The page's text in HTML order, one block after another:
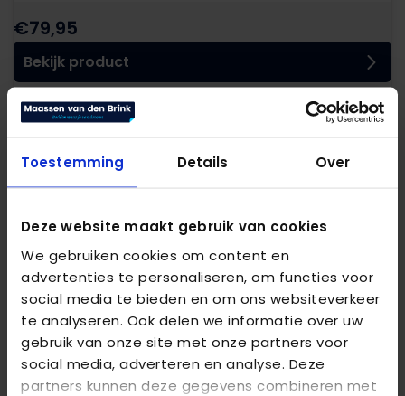
Toestemming Details Over
Deze website maakt gebruik van cookies
We gebruiken cookies om content en
advertenties te personaliseren, om functies voor
social media te bieden en om ons websiteverkeer
te analyseren. Ook delen we informatie over uw
gebruik van onze site met onze partners voor
social media, adverteren en analyse. Deze
partners kunnen deze gegevens combineren met
€79,95
Bekijk product
Silvana Comfort Paars
€79,95
Bekijk product